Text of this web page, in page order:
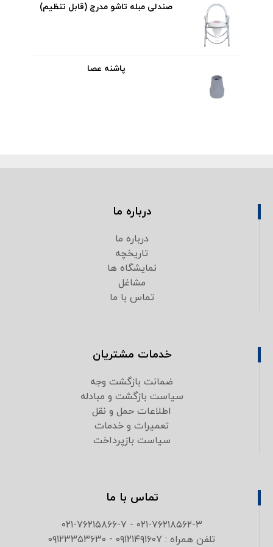
صندلی مبله تاشو مدرج (قابل تنظیم)
پاشنه عصا
درباره ما
درباره ما
تاریخچه
نمایشگاه ها
مشاغل
تماس با ما
خدمات مشتریان
ضمانت بازگشت وجه
سیاست بازگشت و مبادله
اطلاعات حمل و نقل
تعمیرات و خدمات
سیاست بازپرداخت
تماس با ما
۰۲۱-۷۶۲۱۸۵۶۲-۳ - ۰۲۱-۷۶۲۱۵۸۶۶-۷
تلفن همراه : ۰۹۱۲۱۴۹۱۶۰۷ - ۰۹۱۲۳۳۵۳۶۳۰